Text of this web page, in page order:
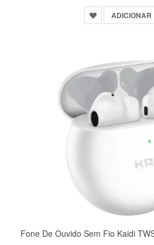
ADICIONAR